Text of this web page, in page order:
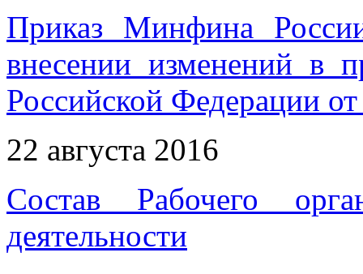
Приказ Минфина
внесении изменений в
Российской Федерации
22 августа 2016
Состав Рабочего
деятельности